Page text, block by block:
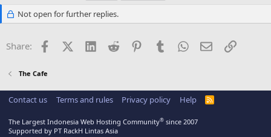
Not open for further replies.
Share: FacebookX (Twitter)
LinkedInReddit PinterestTumblrWhatsApp
EmailLink
The Cafe
Contact us Terms and rules Privacy policy Help
R
The Largest Indonesia Web Hosting Community® since 2007
Supported by PT RackH Lintas Asia